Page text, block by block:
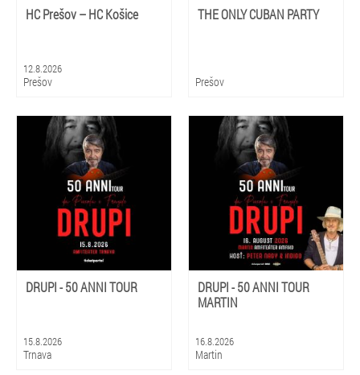
HC Prešov – HC Košice
12.8.2026
Prešov
THE ONLY CUBAN PARTY
Prešov
DRUPI - 50 ANNI TOUR
15.8.2026
Trnava
DRUPI - 50 ANNI TOUR
MARTIN
16.8.2026
Martin